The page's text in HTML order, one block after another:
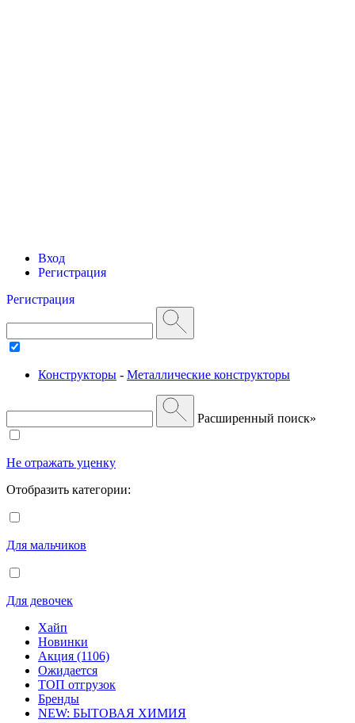
Вход
Регистрация
Регистрация
Конструкторы - Металлические конструкторы
Расширенный поиск»
Не отражать уценку
Отобразить категории:
Для мальчиков
Для девочек
Хайп
Новинки
Акция (1106)
Ожидается
ТОП отгрузок
Бренды
NEW: БЫТОВАЯ ХИМИЯ